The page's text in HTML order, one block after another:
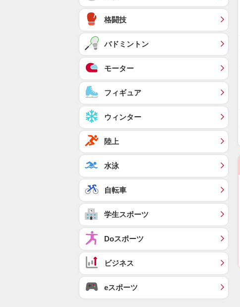
格闘技
バドミントン
モーター
フィギュア
ウィンター
陸上
水泳
自転車
学生スポーツ
Doスポーツ
ビジネス
eスポーツ